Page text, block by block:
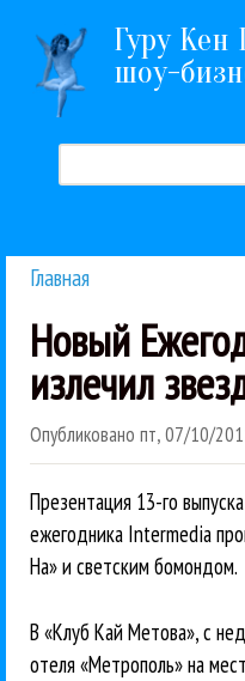
Перейти к
Гуру
шоу-
Форма поиска
Главная
Новый
излечил
Опубликовано пт, 07/10/
Презентация 13-го
ежегодника Intermedia
На» и светским бомондом.
В «Клуб Кай Метова», с
отеля «Метрополь» на